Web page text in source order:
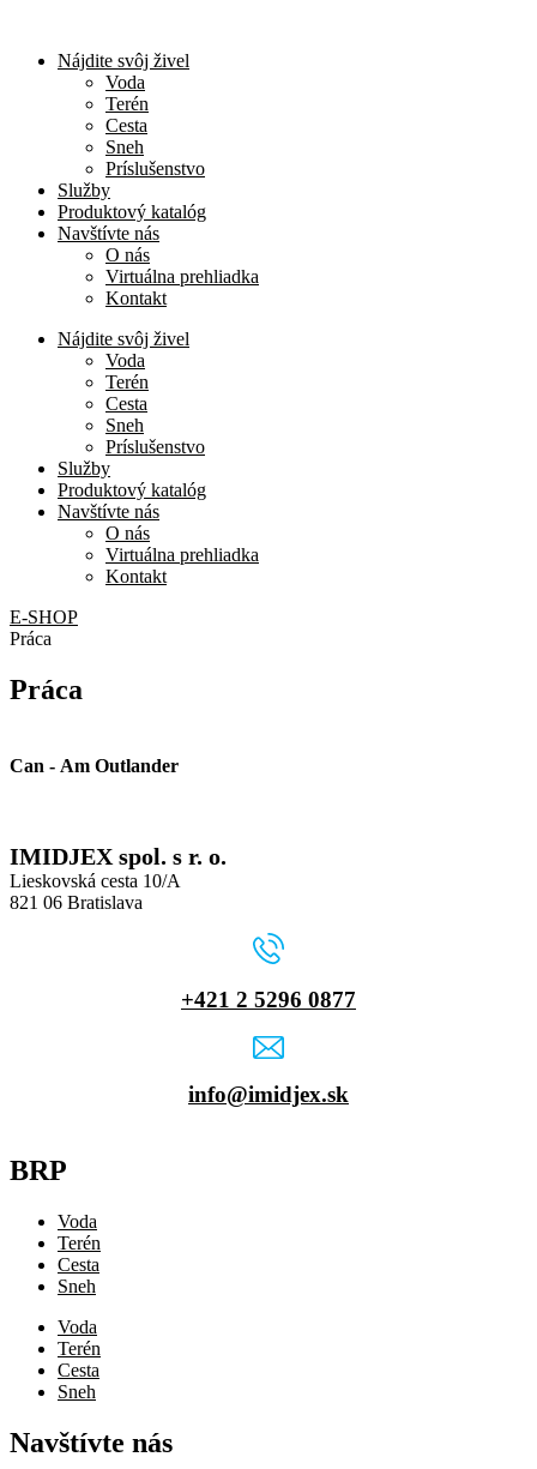
Nájdite svôj živel
Voda
Terén
Cesta
Sneh
Príslušenstvo
Služby
Produktový katalóg
Navštívte nás
O nás
Virtuálna prehliadka
Kontakt
Nájdite svôj živel
Voda
Terén
Cesta
Sneh
Príslušenstvo
Služby
Produktový katalóg
Navštívte nás
O nás
Virtuálna prehliadka
Kontakt
E-SHOP
Práca
Práca
Can - Am Outlander
IMIDJEX spol. s r. o.
Lieskovská cesta 10/A
821 06 Bratislava
+421 2 5296 0877
info@imidjex.sk
BRP
Voda
Terén
Cesta
Sneh
Voda
Terén
Cesta
Sneh
Navštívte nás